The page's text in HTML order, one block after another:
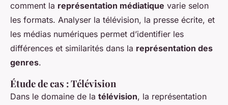
comment la représentation médiatique varie selon
les formats. Analyser la télévision, la presse écrite, et
les médias numériques permet d’identifier les
différences et similarités dans la représentation des
genres.
Étude de cas : Télévision
Dans le domaine de la télévision, la représentation